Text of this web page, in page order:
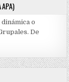
o
De